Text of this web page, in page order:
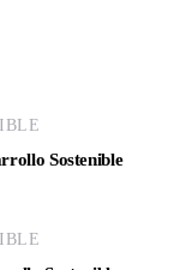
Sostenible